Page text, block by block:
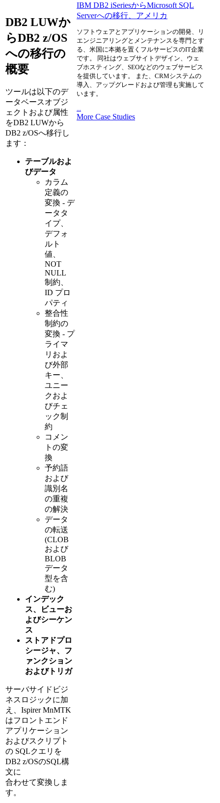
DB2 LUWか
らDB2 z/OS
への移行の
概要
ツールは以下のデ
ータベースオブジ
ェクトおよび属性
をDB2 LUWから
DB2 z/OSへ移行し
ます：
テーブルおよ
びデータ
カラム
定義の
変換 - デ
ータタ
イプ、
デフォ
ルト
値、
NOT
NULL
制約、
ID プロ
パティ
整合性
制約の
変換 - プ
ライマ
リおよ
び外部
キー、
ユニー
クおよ
びチェ
ック制
約
コメン
トの変
換
予約語
および
識別名
の重複
の解決
データ
の転送
(CLOB
および
BLOB
データ
型を含
む)
インデック
ス、ビューお
よびシーケン
ス
ストアドプロ
シージャ、フ
ァンクション
およびトリガ
サーバサイドビジ
ネスロジックに加
え、Ispirer MnMTK
はフロントエンド
アプリケーション
およびスクリプト
の SQLクエリを
DB2 z/OSのSQL構
文に
合わせて変換しま
す。
IBM DB2 iSeriesからMicrosoft SQL
Serverへの移行、アメリカ
ソフトウェアとアプリケーションの開発、リ
エンジニアリングとメンテナンスを専門とす
る、米国に本拠を置くフルサービスのIT企業
です。 同社はウェブサイトデザイン、ウェ
ブホスティング、SEOなどのウェブサービス
を提供しています。 また、CRMシステムの
導入、アップグレードおよび管理も実施して
います。
...
More Case Studies